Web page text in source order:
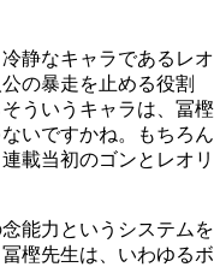
静なキャラであるレオ
の暴走を止める役割
ういうキャラは、冨樫
いですかね。もちろん
載当初のゴンとレオリ
能力というシステムを
樫先生は、いわゆるボ